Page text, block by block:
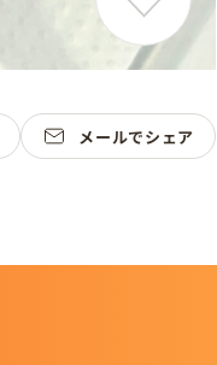
メールでシェア